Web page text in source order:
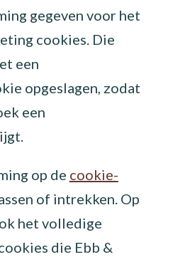
gegeven voor het
cookies. Die
een
opgeslagen, zodat
een
op de cookie-
of intrekken. Op
het volledige
die Ebb &